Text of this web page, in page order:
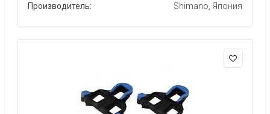
Производитель: Shimano, Япония